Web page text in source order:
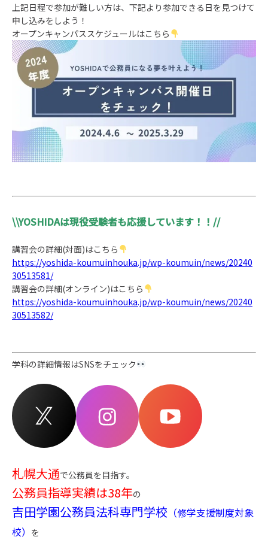
上記日程で参加が難しい方は、下記より参加できる日を見つけて
申し込みをしよう！
オープンキャンパススケジュールはこちら
\\YOSHIDAは現役受験者も応援しています！！//
講習会の詳細(対面)はこちら
https://yoshida-koumuinhouka.jp/wp-koumuin/news/20240
30513581/
講習会の詳細(オンライン)はこちら
https://yoshida-koumuinhouka.jp/wp-koumuin/news/20240
30513582/
学科の詳細情報はSNSをチェック
札幌大通で公務員を目指す。
公務員指導実績は38年の
吉田学園公務員法科専門学校 （修学支援制度対象
校） を